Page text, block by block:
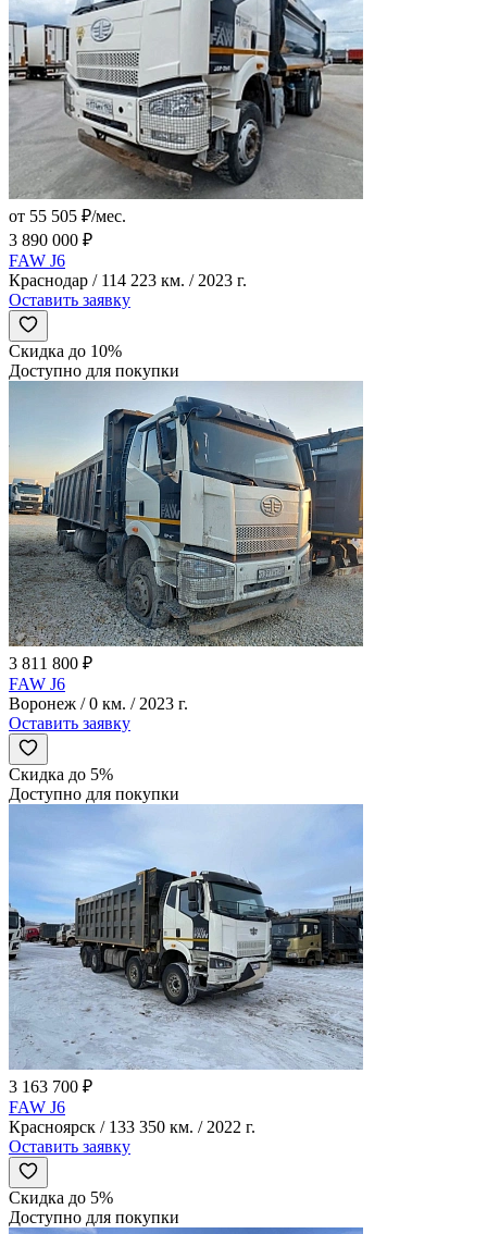
от 55 505 ₽/мес.
3 890 000 ₽
FAW J6
Краснодар / 114 223 км. / 2023 г.
Оставить заявку
Скидка до 10%
Доступно для покупки
3 811 800 ₽
FAW J6
Воронеж / 0 км. / 2023 г.
Оставить заявку
Скидка до 5%
Доступно для покупки
3 163 700 ₽
FAW J6
Красноярск / 133 350 км. / 2022 г.
Оставить заявку
Скидка до 5%
Доступно для покупки